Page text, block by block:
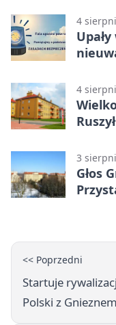
4
4
3
Głos
<< Poprzedni
Startuje
Polski z